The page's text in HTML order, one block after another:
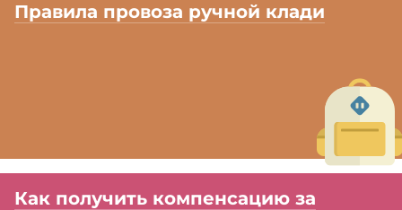
Правила провоза ручной клади
Как получить компенсацию за